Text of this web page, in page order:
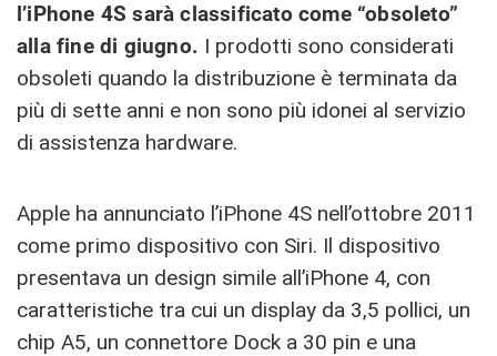
l’iPhone 4S sarà classificato come “obsoleto”
alla fine di giugno. I prodotti sono considerati
obsoleti quando la distribuzione è terminata da
più di sette anni e non sono più idonei al servizio
di assistenza hardware.
Apple ha annunciato l’iPhone 4S nell’ottobre 2011
come primo dispositivo con Siri. Il dispositivo
presentava un design simile all’iPhone 4, con
caratteristiche tra cui un display da 3,5 pollici, un
chip A5, un connettore Dock a 30 pin e una